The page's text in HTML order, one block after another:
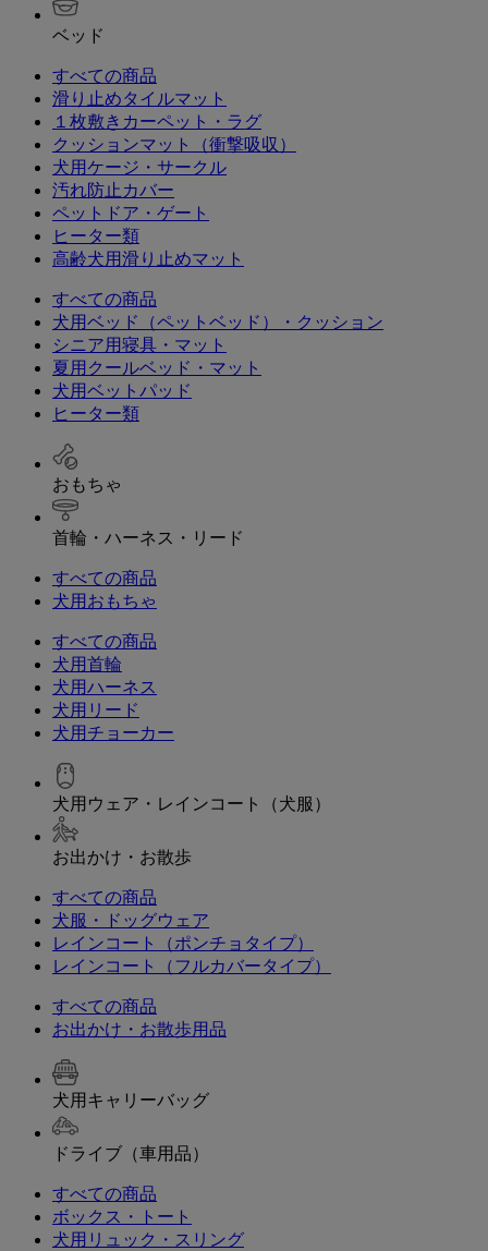
ベッド
すべての商品
滑り止めタイルマット
１枚敷きカーペット・ラグ
クッションマット（衝撃吸収）
犬用ケージ・サークル
汚れ防止カバー
ペットドア・ゲート
ヒーター類
高齢犬用滑り止めマット
すべての商品
犬用ベッド（ペットベッド）・クッション
シニア用寝具・マット
夏用クールベッド・マット
犬用ベットパッド
ヒーター類
おもちゃ
首輪・ハーネス・リード
すべての商品
犬用おもちゃ
すべての商品
犬用首輪
犬用ハーネス
犬用リード
犬用チョーカー
犬用ウェア・レインコート（犬服）
お出かけ・お散歩
すべての商品
犬服・ドッグウェア
レインコート（ポンチョタイプ）
レインコート（フルカバータイプ）
すべての商品
お出かけ・お散歩用品
犬用キャリーバッグ
ドライブ（車用品）
すべての商品
ボックス・トート
犬用リュック・スリング